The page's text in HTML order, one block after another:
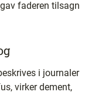
faderen tilsagn
i journaler
virker dement,